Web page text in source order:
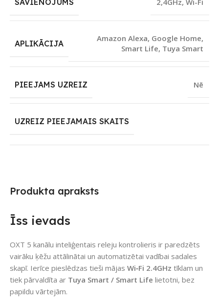
Produkta apraksts
Īss ievads
OXT 5 kanālu inteliģentais releju kontrolieris ir paredzēts
vairāku ķēžu attālinātai un automatizētai vadībai sadales
skapī. Ierīce pieslēdzas tieši mājas Wi‑Fi 2.4GHz tīklam un
tiek pārvaldīta ar Tuya Smart / Smart Life lietotni, bez
papildu vārtejām.
SAVIENOJUMS 2,4GHz, Wi-Fi
APLIKĀCIJA
Amazon Alexa, Google Home,
Smart Life, Tuya Smart
PIEEJAMS UZREIZ Nē
UZREIZ PIEEJAMAIS SKAITS